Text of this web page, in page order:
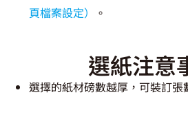
頁檔案設定）
。
選紙注意
選擇的紙材磅數越厚，可裝訂張